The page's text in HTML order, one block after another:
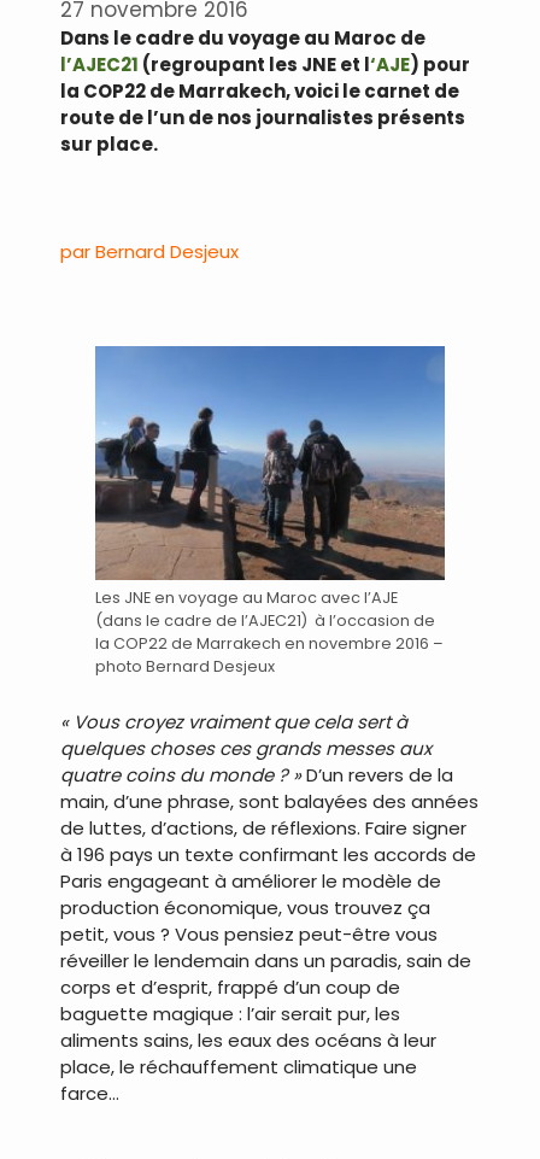
27 novembre 2016
Dans le cadre du voyage au Maroc de
l’AJEC21 (regroupant les JNE et l‘AJE) pour
la COP22 de Marrakech, voici le carnet de
route de l’un de nos journalistes présents
sur place.
par Bernard Desjeux
Les JNE en voyage au Maroc avec l’AJE
(dans le cadre de l’AJEC21) à l’occasion de
la COP22 de Marrakech en novembre 2016 –
photo Bernard Desjeux
« Vous croyez vraiment que cela sert à
quelques choses ces grands messes aux
quatre coins du monde ? »D’un revers de la
main, d’une phrase, sont balayées des années
de luttes, d’actions, de réflexions. Faire signer
à 196 pays un texte confirmant les accords de
Paris engageant à améliorer le modèle de
production économique, vous trouvez ça
petit, vous ? Vous pensiez peut-être vous
réveiller le lendemain dans un paradis, sain de
corps et d’esprit, frappé d’un coup de
baguette magique : l’air serait pur, les
aliments sains, les eaux des océans à leur
place, le réchauffement climatique une
farce…